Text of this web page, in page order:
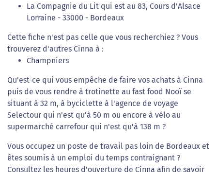
La Compagnie du Lit qui est au 83, Cours d'Alsace
Lorraine - 33000 - Bordeaux
Cette fiche n'est pas celle que vous recherchiez ? Vous
trouverez d'autres Cinna à :
Champniers
Qu'est-ce qui vous empêche de faire vos achats à Cinna
puis de vous rendre à trotinette au fast food Nooï se
situant à 32 m, à byciclette à l'agence de voyage
Selectour qui n'est qu'à 50 m ou encore à vélo au
supermarché carrefour qui n'est qu'à 138 m ?
Vous occupez un poste de travail pas loin de Bordeaux et
êtes soumis à un emploi du temps contraignant ?
Consultez les heures d'ouverture de Cinna afin de savoir